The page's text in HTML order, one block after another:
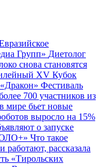
Групп» Диетолог
снова становятся
XV Кубок
Фестиваль
700 участников из
мире бьет новые
выросло на 15%
о запуске
Что такое
рассказала
«Тирольских